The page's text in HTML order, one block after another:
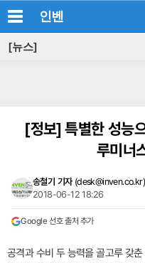
인벤
[뉴스]
[정보]특별한 성능
루미너
송철기 기자 (desk@inven.co.kr)
2018-06-12 18:26
Google 선호 출처 추가
공격과 수비 두 능력을 골고루 갖